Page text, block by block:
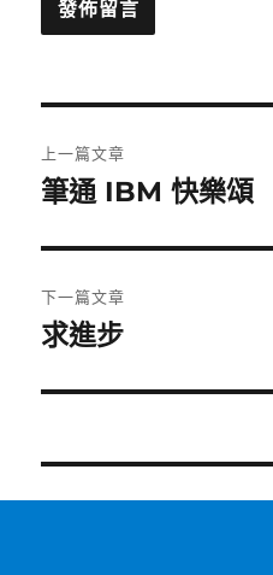
章
覽
上一篇文章
上
篇
文
章:
筆通 IBM 快樂頌
下一篇文章
下
篇
章:
求進步